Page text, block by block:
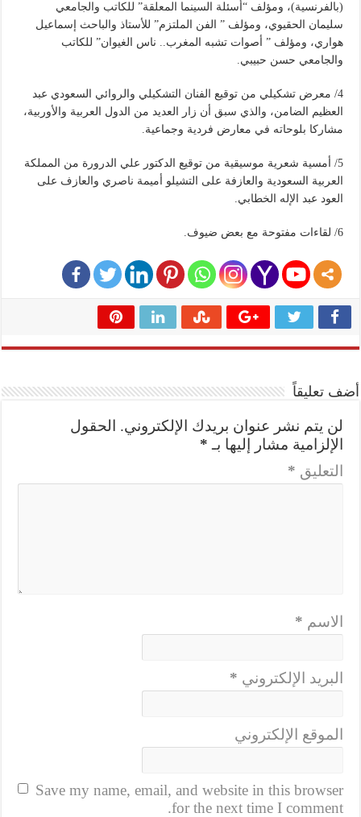
(بالفرنسية)، ومؤلف “أسئلة السينما المعلقة” للكاتب والجامعي
سليمان الحقيوي، ومؤلف ” الفن الملتزم” للأستاذ والباحث إسماعيل
هواري، ومؤلف ” أصوات تشبه المغرب.. ناس الغيوان” للكاتب
والجامعي حسن حبيبي.
4/ معرض تشكيلي من توقيع الفنان التشكيلي والروائي السعودي عبد
العظيم الضامن، والذي سبق أن زار العديد من الدول العربية والأوربية،
مشاركا بلوحاته في معارض فردية وجماعية.
5/ أمسية شعرية موسيقية من توقيع الدكتور علي الدرورة من المملكة
العربية السعودية والعازفة على التشيلو أميمة ناصري والعازف على
العود عبد الإله الخطابي.
6/ لقاءات مفتوحة مع بعض ضيوف.
أضف تعليقاً
لن يتم نشر عنوان بريدك الإلكتروني.
الحقول
الإلزامية مشار إليها بـ *
التعليق *
الاسم *
البريد الإلكتروني *
الموقع الإلكتروني
Save my name, email, and website in this browser
for the next time I comment.